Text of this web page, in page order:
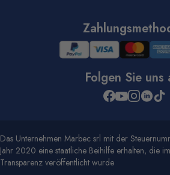
Folgen Sie uns
Das Unternehmen Marbec srl mit der
Jahr 2020 eine staatliche Beihilfe erhalten, die
Transparenz veröffentlicht wurde